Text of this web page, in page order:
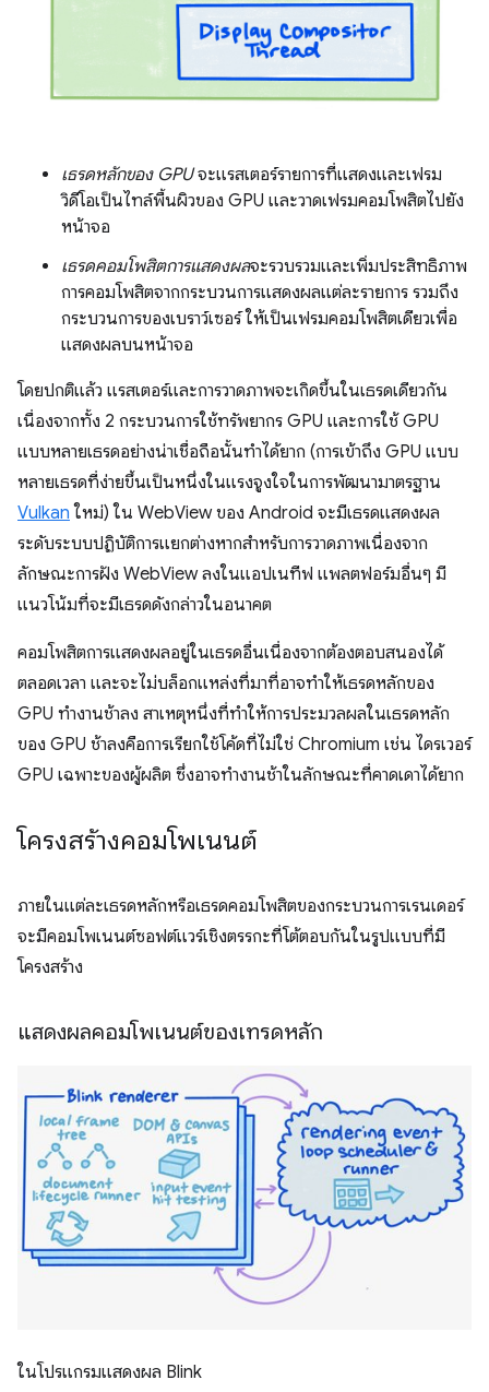
เธรดหลักของ GPUจะแรสเตอร์รายการที่แสดงและเฟรม
วิดีโอเป็นไทล์พื้นผิวของ GPU และวาดเฟรมคอมโพสิตไปยัง
หน้าจอ
เธรดคอมโพสิตการแสดงผลจะรวบรวมและเพิ่มประสิทธิภาพ
การคอมโพสิตจากกระบวนการแสดงผลแต่ละรายการ รวมถึง
กระบวนการของเบราว์เซอร์ ให้เป็นเฟรมคอมโพสิตเดียวเพื่อ
แสดงผลบนหน้าจอ
โดยปกติแล้ว แรสเตอร์และการวาดภาพจะเกิดขึ้นในเธรดเดียวกัน
เนื่องจากทั้ง 2 กระบวนการใช้ทรัพยากร GPU และการใช้ GPU
แบบหลายเธรดอย่างน่าเชื่อถือนั้นทำได้ยาก (การเข้าถึง GPU แบบ
หลายเธรดที่ง่ายขึ้นเป็นหนึ่งในแรงจูงใจในการพัฒนามาตรฐาน
Vulkan ใหม่) ใน WebView ของ Android จะมีเธรดแสดงผล
ระดับระบบปฏิบัติการแยกต่างหากสำหรับการวาดภาพเนื่องจาก
ลักษณะการฝัง WebView ลงในแอปเนทีฟ แพลตฟอร์มอื่นๆ มี
แนวโน้มที่จะมีเธรดดังกล่าวในอนาคต
คอมโพสิตการแสดงผลอยู่ในเธรดอื่นเนื่องจากต้องตอบสนองได้
ตลอดเวลา และจะไม่บล็อกแหล่งที่มาที่อาจทำให้เธรดหลักของ
GPU ทำงานช้าลง สาเหตุหนึ่งที่ทำให้การประมวลผลในเธรดหลัก
ของ GPU ช้าลงคือการเรียกใช้โค้ดที่ไม่ใช่ Chromium เช่น ไดรเวอร์
GPU เฉพาะของผู้ผลิต ซึ่งอาจทำงานช้าในลักษณะที่คาดเดาได้ยาก
โครงสร้างคอมโพเนนต์
ภายในแต่ละเธรดหลักหรือเธรดคอมโพสิตของกระบวนการเรนเดอร์
จะมีคอมโพเนนต์ซอฟต์แวร์เชิงตรรกะที่โต้ตอบกันในรูปแบบที่มี
โครงสร้าง
แสดงผลคอมโพเนนต์ของเทรดหลัก
ในโปรแกรมแสดงผล Blink